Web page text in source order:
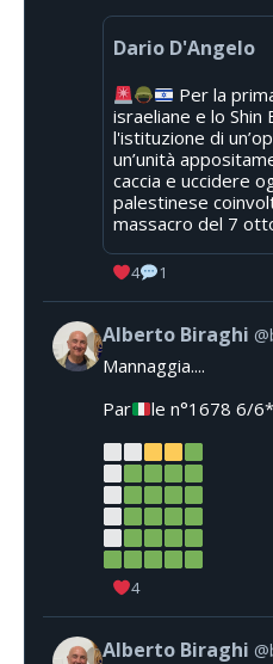
Dario D'Angelo
Per la
israeliane e lo Shin
l'istituzione di
un’unità
caccia e uccidere
palestinese
massacro del 7
4 1
Alberto Biraghi
Mannaggia....
Par
le n°1678 6/6*
4
Alberto Biraghi